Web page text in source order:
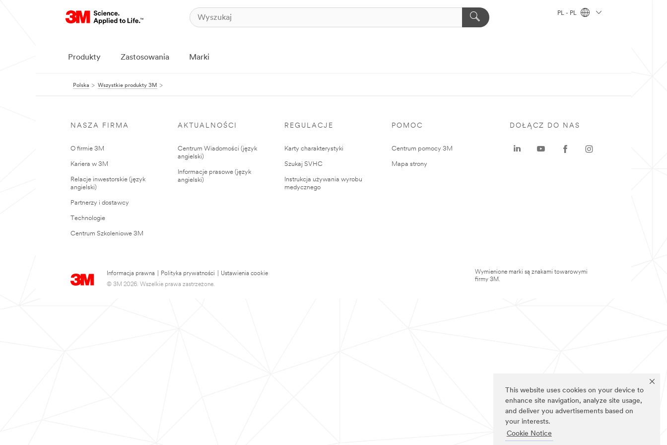
This website uses cookies on your device to
enhance site navigation, analyze site usage,
and deliver you advertisements based on
your interests.
Cookie Notice
PL - PL
Produkty Zastosowania Marki
Polska Wszystkie produkty 3M
NASZA FIRMA
O firmie 3M
Kariera w 3M
Relacje inwestorskie (język
angielski)
Partnerzy i dostawcy
Technologie
Centrum Szkoleniowe 3M
AKTUALNOŚCI
Centrum Wiadomości (język
angielski)
Informacje prasowe (język
angielski)
REGULACJE
Karty charakterystyki
Szukaj SVHC
Instrukcja używania wyrobu
medycznego
POMOC
Centrum pomocy 3M
Mapa strony
Informacja prawna Polityka prywatności
Ustawienia cookie
© 3M 2026. Wszelkie prawa zastrzeżone.
DOŁĄCZ DO NAS
Wymienione marki są znakami towarowymi
firmy 3M.